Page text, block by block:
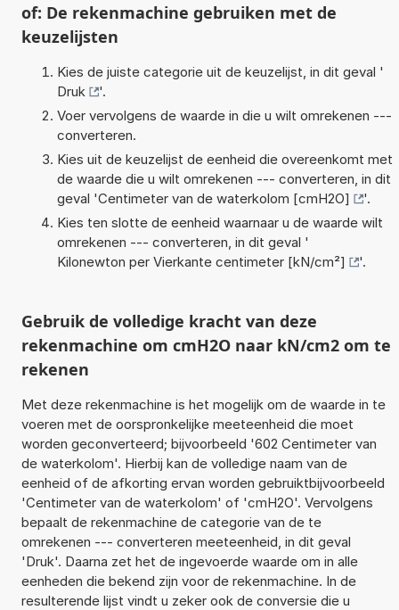
of: De rekenmachine gebruiken met de
keuzelijsten
Kies de juiste categorie uit de keuzelijst, in dit geval '
Druk
'.
Voer vervolgens de waarde in die u wilt omrekenen ---
converteren.
Kies uit de keuzelijst de eenheid die overeenkomt met
de waarde die u wilt omrekenen --- converteren, in dit
geval 'Centimeter van de waterkolom [cmH2O]
'.
Kies ten slotte de eenheid waarnaar u de waarde wilt
omrekenen --- converteren, in dit geval '
Kilonewton per Vierkante centimeter [kN/cm²]
'.
Gebruik de volledige kracht van deze
rekenmachine om cmH2O naar kN/cm2 om te
rekenen
Met deze rekenmachine is het mogelijk om de waarde in te
voeren met de oorspronkelijke meeteenheid die moet
worden geconverteerd; bijvoorbeeld '602 Centimeter van
de waterkolom'. Hierbij kan de volledige naam van de
eenheid of de afkorting ervan worden gebruiktbijvoorbeeld
'Centimeter van de waterkolom' of 'cmH2O'. Vervolgens
bepaalt de rekenmachine de categorie van de te
omrekenen --- converteren meeteenheid, in dit geval
'Druk'. Daarna zet het de ingevoerde waarde om in alle
eenheden die bekend zijn voor de rekenmachine. In de
resulterende lijst vindt u zeker ook de conversie die u